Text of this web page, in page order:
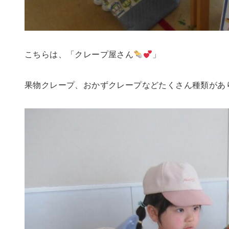
こちらは、「クレープ屋さん 」
果物クレープ、おかずクレープなどたくさん種類があ